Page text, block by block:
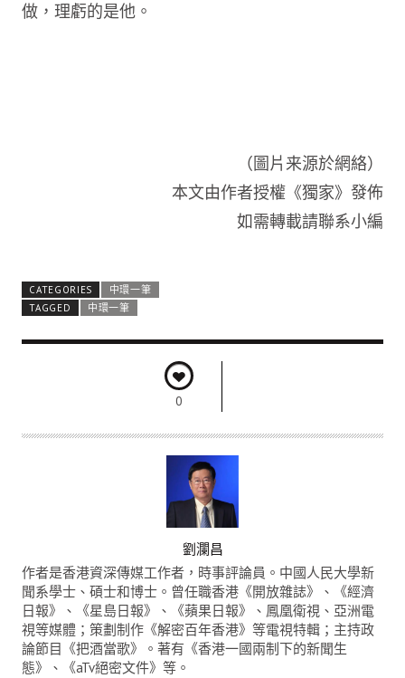
做，理虧的是他。
（圖片来源於網絡）
本文由作者授權《獨家》發佈
如需轉載請聯系小編
CATEGORIES
中環一筆
TAGGED
中環一筆
0
U
T
H
O
R
劉瀾昌
作者是香港資深傳媒工作者，時事評論員。中國人民大學新
聞系學士、碩士和博士。曾任職香港《開放雜誌》、《經濟
日報》、《星島日報》、《蘋果日報》、鳳凰衛視、亞洲電
視等媒體；策劃制作《解密百年香港》等電視特輯；主持政
論節目《把酒當歌》。著有《香港一國兩制下的新聞生
態》、《aTv絕密文件》等。